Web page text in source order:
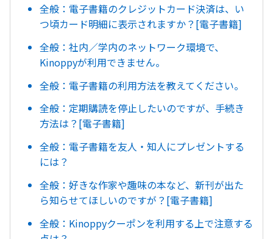
全般：電子書籍のクレジットカード決済は、い
つ頃カード明細に表示されますか？[電子書籍]
全般：社内／学内のネットワーク環境で、
Kinoppyが利用できません。
全般：電子書籍の利用方法を教えてください。
全般：定期購読を停止したいのですが、手続き
方法は？[電子書籍]
全般：電子書籍を友人・知人にプレゼントする
には？
全般：好きな作家や趣味の本など、新刊が出た
ら知らせてほしいのですが？[電子書籍]
全般：Kinoppyクーポンを利用する上で注意する